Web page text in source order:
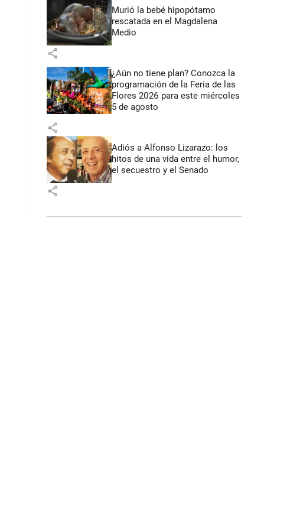
Murió la bebé hipopótamo
rescatada en el Magdalena
Medio
share
¿Aún no tiene plan? Conozca la
programación de la Feria de las
Flores 2026 para este miércoles
5 de agosto
share
Adiós a Alfonso Lizarazo: los
hitos de una vida entre el humor,
el secuestro y el Senado
share